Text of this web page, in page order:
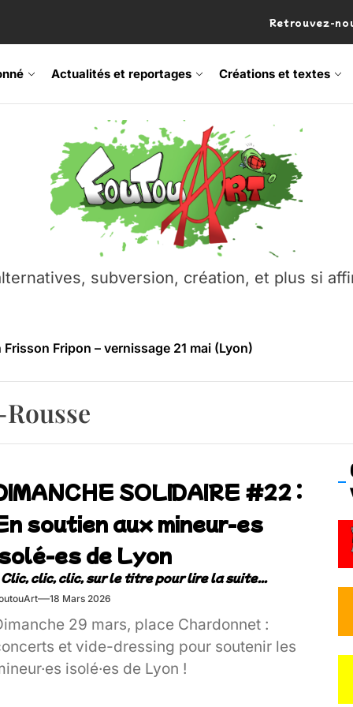
Retrouvez-
Actualités et reportages Créations et textes
subversion, création, et plus si
Fripon – vernissage 21 mai (Lyon)
Festival – Samedi 18 juillet (Vaulx-en-Velin)
– Ŝtono, un livre réalisé par Michaël Moretti & Pierre
contre l’A412 à l’Établi (Haute-Savoie)
Fripon – vernissage 21 mai (Lyon)
Festival – Samedi 18 juillet (Vaulx-en-Velin)
SOLIDAIRE #22 :
soutien aux mineur-es
es de Lyon
18 Mars 2026
29 mars, place Chardonnet :
et vide-dressing pour soutenir les
isolé·es de Lyon !